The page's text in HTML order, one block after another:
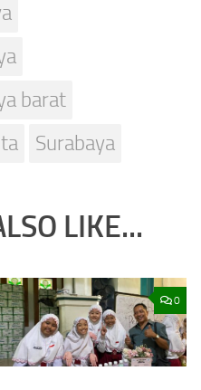
barat
Surabaya
LIKE...
0